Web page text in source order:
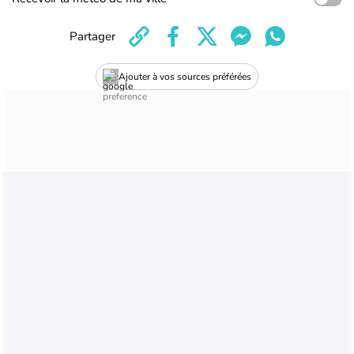
Ajouter à vos sources préférées
Partager